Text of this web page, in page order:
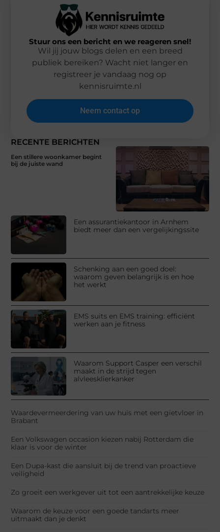
RECENTE BERICHTEN
Een stillere woonkamer begint
bij de juiste wand
Een assurantiekantoor in Arnhem
biedt meer dan een vergelijkingssite
Schenking aan een goed doel:
waarom geven belangrijk is en hoe
het werkt
EMS suits en EMS training: efficiënt
werken aan je fitness
Waarom Support Casper een verschil
maakt in de strijd tegen
alvleesklierkanker
Waardevermeerdering van uw huis met een gietvloer in
Brabant
Een Volkswagen occasion kiezen nabij Rotterdam die
klaar is voor de winter
Een Dupa-kast die aansluit bij de trend van proactieve
veiligheid
Zo groeit een werkgever uit tot een aantrekkelijke keuze
Waarom de keuze voor een goede tandarts meer
uitmaakt dan je denkt
Stuur ons een bericht en we reageren snel!
Wil jij jouw blogs delen en een breed
publiek bereiken? Wacht niet langer en
registreer je vandaag nog op
kennisruimte.nl
Neem contact op